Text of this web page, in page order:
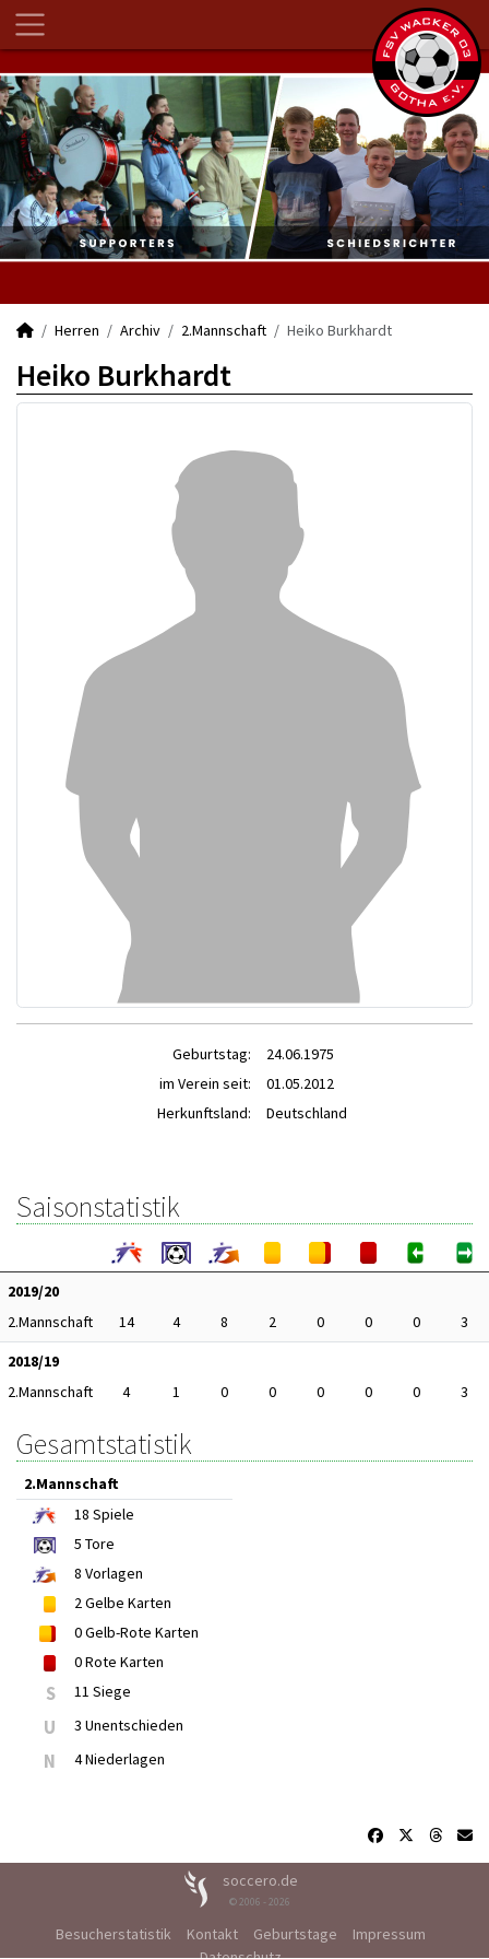
Herren Archiv 2.Mannschaft Heiko Burkhardt
Heiko Burkhardt
Geburtstag:
24.06.1975
im Verein seit:
01.05.2012
Herkunftsland:
Deutschland
Saisonstatistik
2019/20
2.Mannschaft
14 4 8 2 0 0 0
3
2018/19
2.Mannschaft
4 1 0 0 0 0 0 3
Gesamtstatistik
2.Mannschaft
18 Spiele
5 Tore
8 Vorlagen
2Gelbe Karten
0Gelb-Rote Karten
0Rote Karten
S 11 Siege
U 3 Unentschieden
N 4 Niederlagen
soccero.de
© 2006 - 2026
Besucherstatistik Kontakt Geburtstage
Impressum